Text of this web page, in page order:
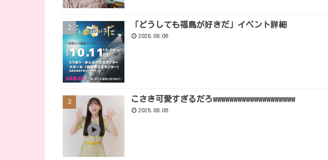
「どうしても福島が好きだ」イベント詳細
2026.08.06
こさき可愛すぎるだろwwwwwwwwwwwwwwwwwwww
2026.08.06